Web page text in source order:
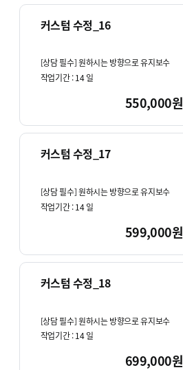
커스텀 수정_16
[상담 필수] 원하시는 방향으로 유지보수
작업기간 :14일
550,000원
커스텀 수정_17
[상담 필수] 원하시는 방향으로 유지보수
작업기간 :14일
599,000원
커스텀 수정_18
[상담 필수] 원하시는 방향으로 유지보수
작업기간 :14일
699,000원